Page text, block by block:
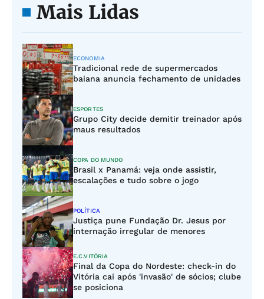
Mais Lidas
ECONOMIA
Tradicional rede de supermercados
baiana anuncia fechamento de unidades
ESPORTES
Grupo City decide demitir treinador após
maus resultados
COPA DO MUNDO
Brasil x Panamá: veja onde assistir,
escalações e tudo sobre o jogo
POLÍTICA
Justiça pune Fundação Dr. Jesus por
internação irregular de menores
E.C.VITÓRIA
Final da Copa do Nordeste: check-in do
Vitória cai após 'invasão' de sócios; clube
se posiciona